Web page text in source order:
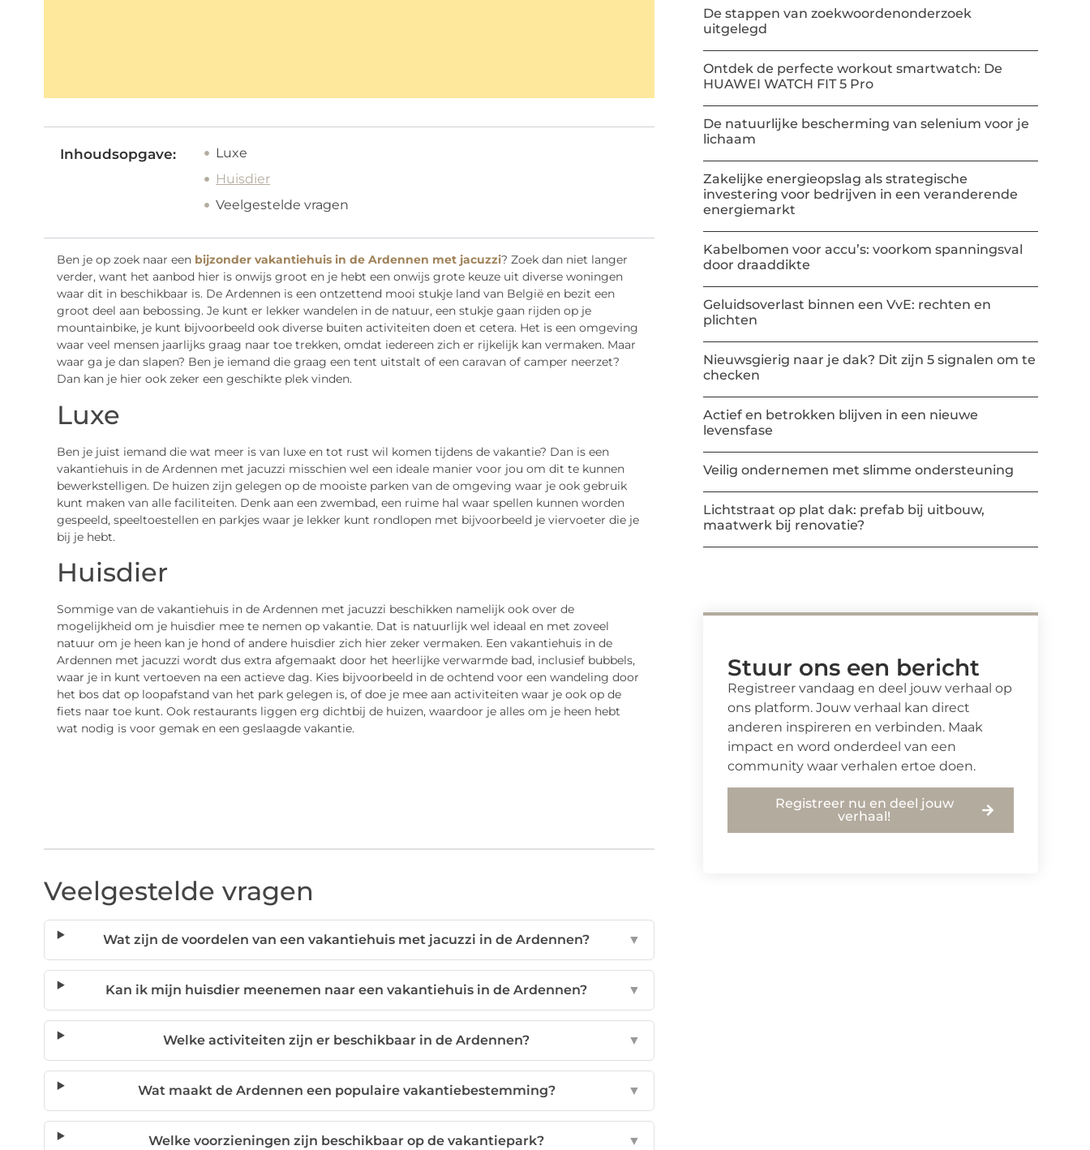
Inhoudsopgave:
Luxe
Huisdier
Veelgestelde vragen
Ben je op zoek naar eenbijzonder vakantiehuis in de Ardennen met jacuzzi? Zoek dan niet langer
verder, want het aanbod hier is onwijs groot en je hebt een onwijs grote keuze uit diverse woningen
waar dit in beschikbaar is. De Ardennen is een ontzettend mooi stukje land van België en bezit een
groot deel aan bebossing. Je kunt er lekker wandelen in de natuur, een stukje gaan rijden op je
mountainbike, je kunt bijvoorbeeld ook diverse buiten activiteiten doen et cetera. Het is een omgeving
waar veel mensen jaarlijks graag naar toe trekken, omdat iedereen zich er rijkelijk kan vermaken. Maar
waar ga je dan slapen? Ben je iemand die graag een tent uitstalt of een caravan of camper neerzet?
Dan kan je hier ook zeker een geschikte plek vinden.
Luxe
Ben je juist iemand die wat meer is van luxe en tot rust wil komen tijdens de vakantie? Dan is een
vakantiehuis in de Ardennen met jacuzzi misschien wel een ideale manier voor jou om dit te kunnen
bewerkstelligen. De huizen zijn gelegen op de mooiste parken van de omgeving waar je ook gebruik
kunt maken van alle faciliteiten. Denk aan een zwembad, een ruime hal waar spellen kunnen worden
gespeeld, speeltoestellen en parkjes waar je lekker kunt rondlopen met bijvoorbeeld je viervoeter die je
bij je hebt.
Huisdier
Sommige van de vakantiehuis in de Ardennen met jacuzzi beschikken namelijk ook over de
mogelijkheid om je huisdier mee te nemen op vakantie. Dat is natuurlijk wel ideaal en met zoveel
natuur om je heen kan je hond of andere huisdier zich hier zeker vermaken. Een vakantiehuis in de
Ardennen met jacuzzi wordt dus extra afgemaakt door het heerlijke verwarmde bad, inclusief bubbels,
waar je in kunt vertoeven na een actieve dag. Kies bijvoorbeeld in de ochtend voor een wandeling door
het bos dat op loopafstand van het park gelegen is, of doe je mee aan activiteiten waar je ook op de
fiets naar toe kunt. Ook restaurants liggen erg dichtbij de huizen, waardoor je alles om je heen hebt
wat nodig is voor gemak en een geslaagde vakantie.
Veelgestelde vragen
Wat zijn de voordelen van een vakantiehuis met jacuzzi in de Ardennen? ▼
Kan ik mijn huisdier meenemen naar een vakantiehuis in de Ardennen? ▼
Welke activiteiten zijn er beschikbaar in de Ardennen? ▼
Wat maakt de Ardennen een populaire vakantiebestemming? ▼
Welke voorzieningen zijn beschikbaar op de vakantiepark? ▼
De stappen van zoekwoordenonderzoek
uitgelegd
Ontdek de perfecte workout smartwatch: De
HUAWEI WATCH FIT 5 Pro
De natuurlijke bescherming van selenium voor je
lichaam
Zakelijke energieopslag als strategische
investering voor bedrijven in een veranderende
energiemarkt
Kabelbomen voor accu’s: voorkom spanningsval
door draaddikte
Geluidsoverlast binnen een VvE: rechten en
plichten
Nieuwsgierig naar je dak? Dit zijn 5 signalen om te
checken
Actief en betrokken blijven in een nieuwe
levensfase
Veilig ondernemen met slimme ondersteuning
Lichtstraat op plat dak: prefab bij uitbouw,
maatwerk bij renovatie?
Stuur ons een bericht
Registreer vandaag en deel jouw verhaal op
ons platform. Jouw verhaal kan direct
anderen inspireren en verbinden. Maak
impact en word onderdeel van een
community waar verhalen ertoe doen.
Registreer nu en deel jouw
verhaal!